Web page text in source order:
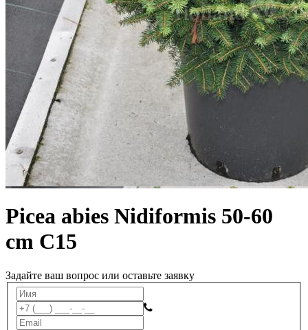
Picea abies Nidiformis 50-60
cm C15
Задайте ваш вопрос или оставьте заявку